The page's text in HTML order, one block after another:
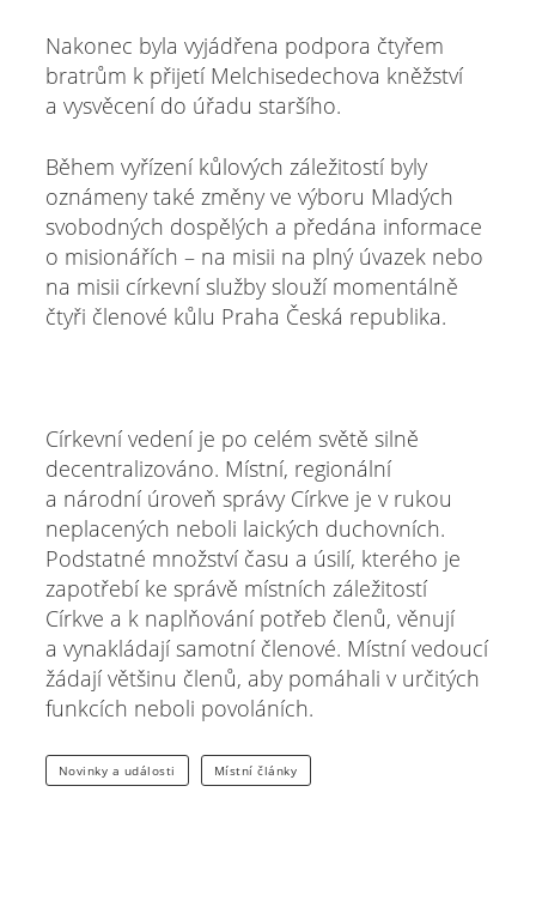
Nakonec byla vyjádřena podpora čtyřem
bratrům k přijetí Melchisedechova kněžství
a vysvěcení do úřadu staršího.
Během vyřízení kůlových záležitostí byly
oznámeny také změny ve výboru Mladých
svobodných dospělých a předána informace
o misionářích – na misii na plný úvazek nebo
na misii církevní služby slouží momentálně
čtyři členové kůlu Praha Česká republika.
Církevní vedení je po celém světě silně
decentralizováno. Místní, regionální
a národní úroveň správy Církve je v rukou
neplacených neboli laických duchovních.
Podstatné množství času a úsilí, kterého je
zapotřebí ke správě místních záležitostí
Církve a k naplňování potřeb členů, věnují
a vynakládají samotní členové. Místní vedoucí
žádají většinu členů, aby pomáhali v určitých
funkcích neboli povoláních.
Novinky a události Místní články